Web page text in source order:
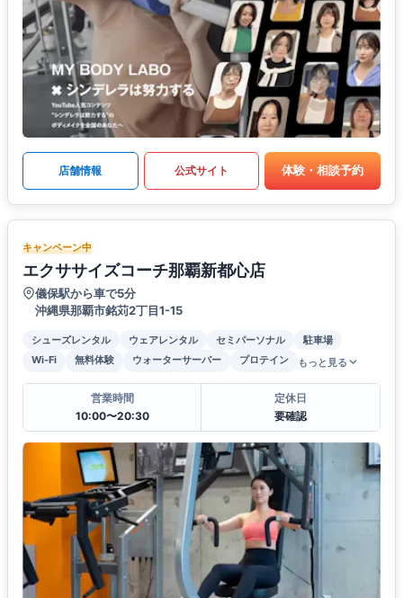
店舗情報 公式サイト 体験・相談予約
キャンペーン中
エクササイズコーチ那覇新都心店
儀保駅から車で5分
沖縄県那覇市銘苅2丁目1-15
シューズレンタル ウェアレンタル セミパーソナル
駐車場
Wi-Fi
無料体験 ウォーターサーバー プロテイン もっと見る
営業時間
10:00〜20:30
定休日
要確認